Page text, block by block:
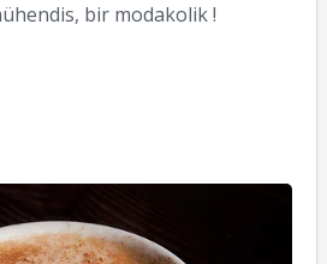
bir modakolik !